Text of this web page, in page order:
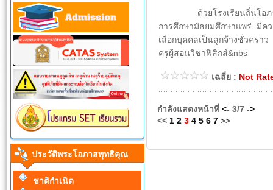
ประวัติพระโอภาสพุทธิคุณ
ชาติกำเนิด
ด้วยโรงเรียนถิ่นโอภาส
การศึกษามัธยมศึกษาแพร่ มีค
เลือกบุคคลเป็นลูกจ้างชั่วคร
ครูผู้สอนวิชาฟิสิกส์&nbs
เฉลี่ย : Not
กำลังแสดงหน้าที่ <- 3/7 ->
<< 1 2 3 4 5 6 7 >>